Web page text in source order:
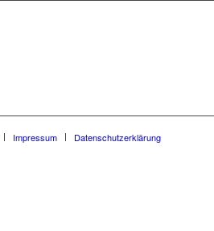
Impressum Datenschutzerklärung